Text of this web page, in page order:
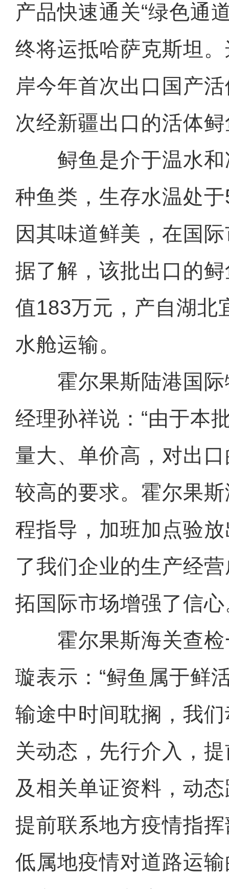
产品快速通关“绿色通
终将运抵哈萨克斯坦
岸今年首次出口国产
次经新疆出口的活体
鲟鱼是介于温水和
种鱼类，生存水温处
因其味道鲜美，在国
据了解，该批出口的
值183万元，产自湖北
水舱运输。
霍尔果斯陆港国际
经理孙祥说：“由于本
量大、单价高，对出
较高的要求。霍尔果
程指导，加班加点验
了我们企业的生产经
拓国际市场增强了信心
霍尔果斯海关查检
璇表示：“鲟鱼属于鲜
输途中时间耽搁，我
关动态，先行介入，
及相关单证资料，动
提前联系地方疫情指
低属地疫情对道路运